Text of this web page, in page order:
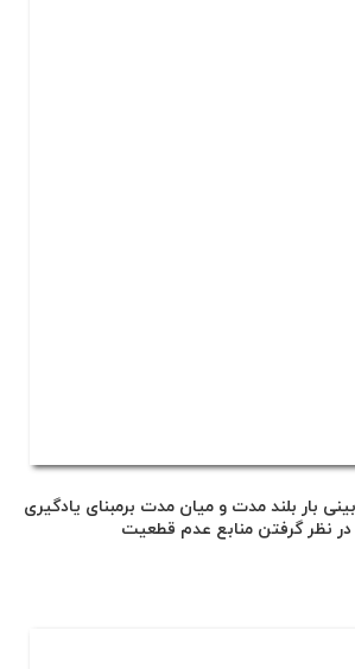
بار بلند مدت و میان مدت برمبنای یادگیری
در نظر گرفتن منابع عدم قطعیت